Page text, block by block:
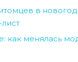
в
как менялась